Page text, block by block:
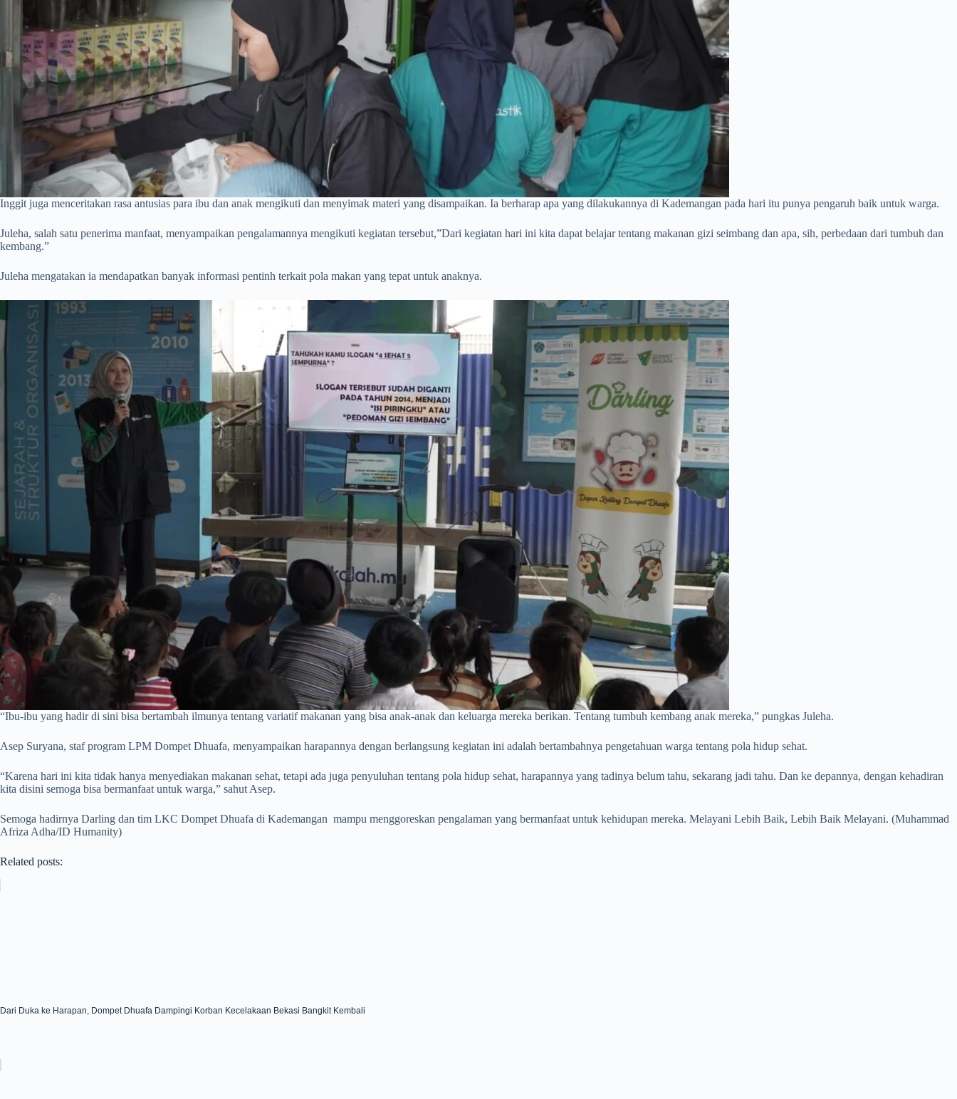
Inggit juga menceritakan rasa antusias para ibu dan anak mengikuti dan menyimak materi yang disampaikan. Ia berharap apa yang dilakukannya di Kademangan pada hari itu punya pengaruh baik untuk warga.
Juleha, salah satu penerima manfaat, menyampaikan pengalamannya mengikuti kegiatan tersebut,”Dari kegiatan hari ini kita dapat belajar tentang makanan gizi seimbang dan apa, sih, perbedaan dari tumbuh dan
kembang.”
Juleha mengatakan ia mendapatkan banyak informasi pentinh terkait pola makan yang tepat untuk anaknya.
“Ibu-ibu yang hadir di sini bisa bertambah ilmunya tentang variatif makanan yang bisa anak-anak dan keluarga mereka berikan. Tentang tumbuh kembang anak mereka,” pungkas Juleha.
Asep Suryana, staf program LPM Dompet Dhuafa, menyampaikan harapannya dengan berlangsung kegiatan ini adalah bertambahnya pengetahuan warga tentang pola hidup sehat.
“Karena hari ini kita tidak hanya menyediakan makanan sehat, tetapi ada juga penyuluhan tentang pola hidup sehat, harapannya yang tadinya belum tahu, sekarang jadi tahu. Dan ke depannya, dengan kehadiran
kita disini semoga bisa bermanfaat untuk warga,” sahut Asep.
Semoga hadirnya Darling dan tim LKC Dompet Dhuafa di Kademangan mampu menggoreskan pengalaman yang bermanfaat untuk kehidupan mereka. Melayani Lebih Baik, Lebih Baik Melayani. (Muhammad
Afriza Adha/ID Humanity)
Related posts:
Dari Duka ke Harapan, Dompet Dhuafa Dampingi Korban Kecelakaan Bekasi Bangkit Kembali